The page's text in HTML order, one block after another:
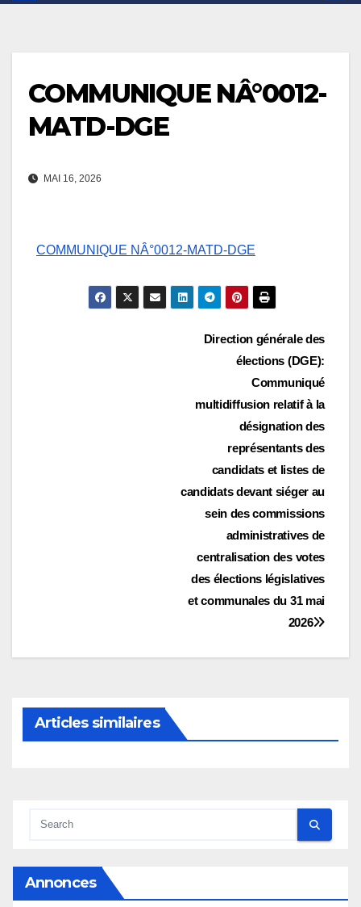
COMMUNIQUE NÂ°0012-
MATD-DGE
MAI 16, 2026
COMMUNIQUE NÂ°0012-MATD-DGE
Direction générale des
élections (DGE):
Communiqué
multidiffusion relatif à la
désignation des
représentants des
candidats et listes de
candidats devant siéger au
sein des commissions
administratives de
centralisation des votes
des élections législatives
et communales du 31 mai
2026
Articles similaires
Annonces